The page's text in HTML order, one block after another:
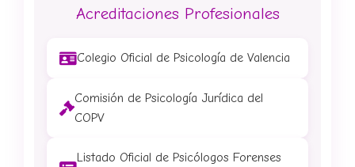
Acreditaciones Profesionales
Colegio Oficial de Psicología de Valencia
Comisión de Psicología Jurídica del
COPV
Listado Oficial de Psicólogos Forenses